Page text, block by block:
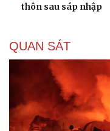
thôn sau sáp nhập
QUAN SÁT